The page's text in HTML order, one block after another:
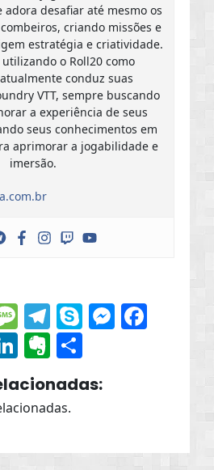
adora desafiar até mesmo os
criando missões e
estratégia e criatividade.
o Roll20 como
conduz suas
VTT, sempre buscando
a experiência de seus
seus conhecimentos em
aprimorar a jogabilidade e
imersão.
Message
Telegram
Skype
LinkedIn
Evernote